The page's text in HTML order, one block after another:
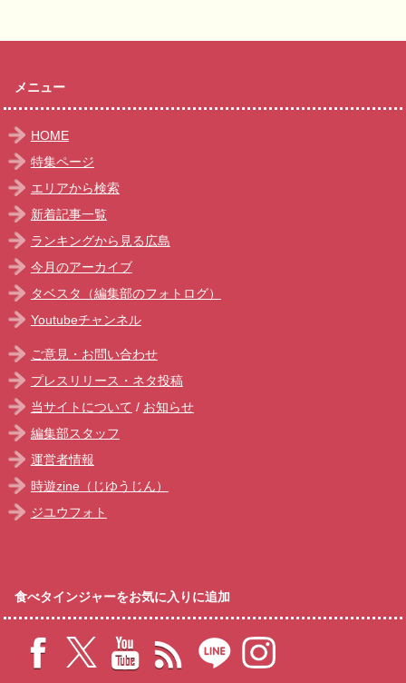
メニュー
HOME
特集ページ
エリアから検索
新着記事一覧
ランキングから見る広島
今月のアーカイブ
タベスタ（編集部のフォトログ）
Youtubeチャンネル
ご意見・お問い合わせ
プレスリリース・ネタ投稿
当サイトについて / お知らせ
編集部スタッフ
運営者情報
時遊zine（じゆうじん）
ジユウフォト
食べタインジャーをお気に入りに追加